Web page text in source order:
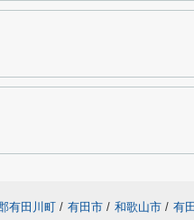
有田川町 / 有田市 / 和歌山市 / 有